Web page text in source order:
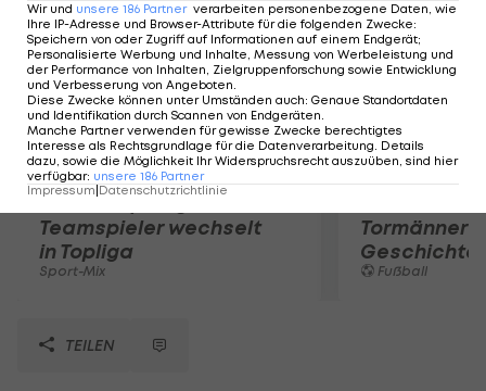
Karrieresprung! ÖVV-
Teamspieler wechselt
in Topliga
Sport-Mix
Tormänner
Geschichte
Fußball
TEILEN
Wir und unsere 186 Partner verarbeiten personenbezogene Daten, wie
Ihre IP-Adresse und Browser-Attribute für die folgenden Zwecke:
Speichern von oder Zugriff auf Informationen auf einem Endgerät;
Personalisierte Werbung und Inhalte, Messung von Werbeleistung und
der Performance von Inhalten, Zielgruppenforschung sowie Entwicklung
und Verbesserung von Angeboten.
Diese Zwecke können unter Umständen auch: Genaue Standortdaten
und Identifikation durch Scannen von Endgeräten.
Manche Partner verwenden für gewisse Zwecke berechtigtes
Interesse als Rechtsgrundlage für die Datenverarbeitung. Details
dazu, sowie die Möglichkeit Ihr Widerspruchsrecht auszuüben, sind hier
verfügbar: unsere 186 Partner
Impressum Datenschutzrichtlinie